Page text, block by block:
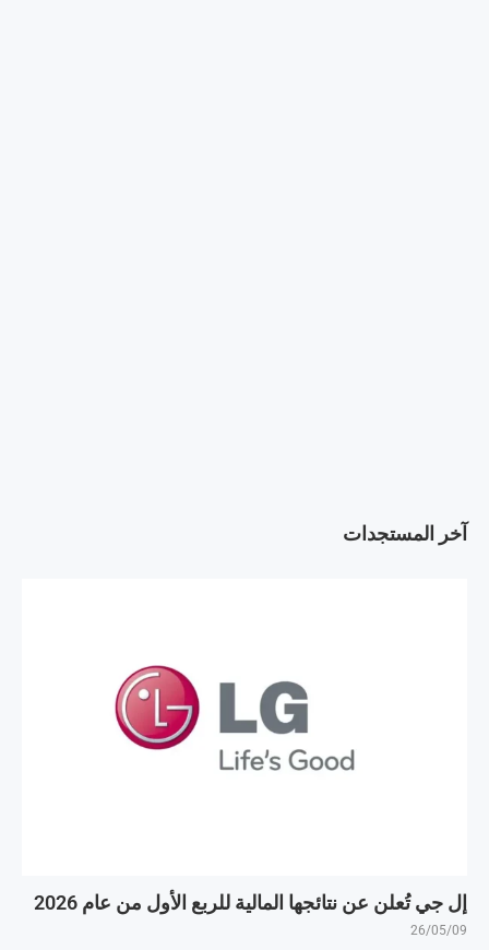
آخر المستجدات
إل جي تُعلن عن نتائجها المالية للربع الأول من عام 2026
26/05/09